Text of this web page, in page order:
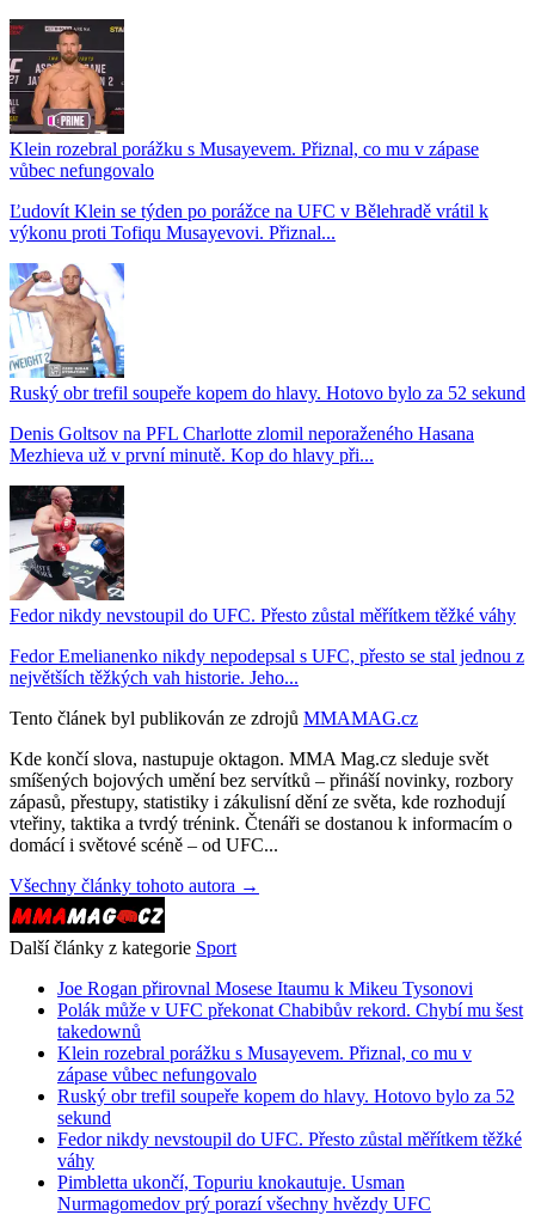
Klein rozebral porážku s Musayevem. Přiznal, co mu v zápase
vůbec nefungovalo
Ľudovít Klein se týden po porážce na UFC v Bělehradě vrátil k
výkonu proti Tofiqu Musayevovi. Přiznal...
Ruský obr trefil soupeře kopem do hlavy. Hotovo bylo za 52 sekund
Denis Goltsov na PFL Charlotte zlomil neporaženého Hasana
Mezhieva už v první minutě. Kop do hlavy při...
Fedor nikdy nevstoupil do UFC. Přesto zůstal měřítkem těžké váhy
Fedor Emelianenko nikdy nepodepsal s UFC, přesto se stal jednou z
největších těžkých vah historie. Jeho...
Tento článek byl publikován ze zdrojů MMAMAG.cz
Kde končí slova, nastupuje oktagon. MMA Mag.cz sleduje svět
smíšených bojových umění bez servítků – přináší novinky, rozbory
zápasů, přestupy, statistiky i zákulisní dění ze světa, kde rozhodují
vteřiny, taktika a tvrdý trénink. Čtenáři se dostanou k informacím o
domácí i světové scéně – od UFC...
Všechny články tohoto autora →
Další články z kategorie Sport
Joe Rogan přirovnal Mosese Itaumu k Mikeu Tysonovi
Polák může v UFC překonat Chabibův rekord. Chybí mu šest
takedownů
Klein rozebral porážku s Musayevem. Přiznal, co mu v
zápase vůbec nefungovalo
Ruský obr trefil soupeře kopem do hlavy. Hotovo bylo za 52
sekund
Fedor nikdy nevstoupil do UFC. Přesto zůstal měřítkem těžké
váhy
Pimbletta ukončí, Topuriu knokautuje. Usman
Nurmagomedov prý porazí všechny hvězdy UFC